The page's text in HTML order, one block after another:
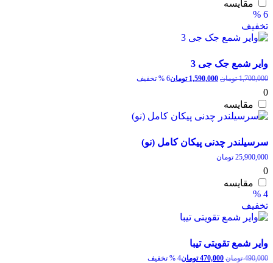
مقایسه
6 %
تخفیف
وایر شمع جک جی 3
1,700,000 تومان قیمت
1,590,000 تومان6 % تخفیف
قیمت
0
مقایسه
سرسیلندر چدنی پیکان کامل (نو)
25,900,000 تومان
0
مقایسه
4 %
تخفیف
وایر شمع تقویتی تیبا
490,000 تومان قیمت
470,000 تومان4 % تخفیف
قیمت